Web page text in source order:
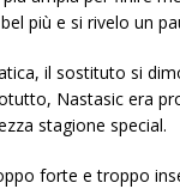
più e si rivelo un
il sostituto si
Nastasic era
stagione special.
forte e troppo